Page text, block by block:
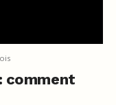
comment